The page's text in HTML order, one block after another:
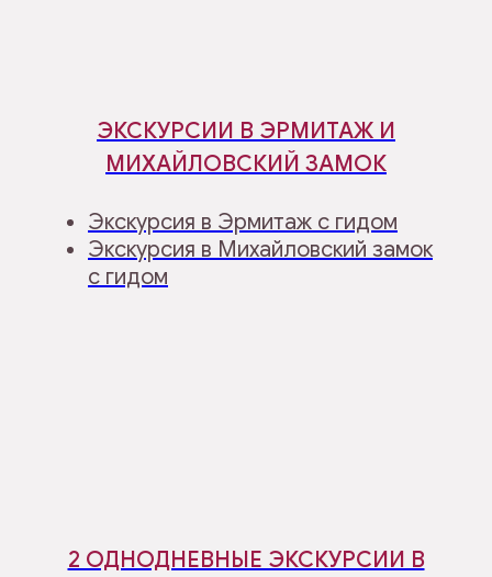
ЭКСКУРСИИ В ЭРМИТАЖ И
МИХАЙЛОВСКИЙ ЗАМОК
Экскурсия в Эрмитаж с гидом
Экскурсия в Михайловский замок
с гидом
2 ОДНОДНЕВНЫЕ ЭКСКУРСИИ В